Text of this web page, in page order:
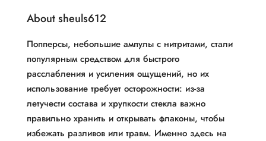
About sheuls612
Попперсы, небольшие ампулы с нитритами, стали
популярным средством для быстрого
расслабления и усиления ощущений, но их
использование требует осторожности: из-за
летучести состава и хрупкости стекла важно
правильно хранить и открывать флаконы, чтобы
избежать разливов или травм. Именно здесь на